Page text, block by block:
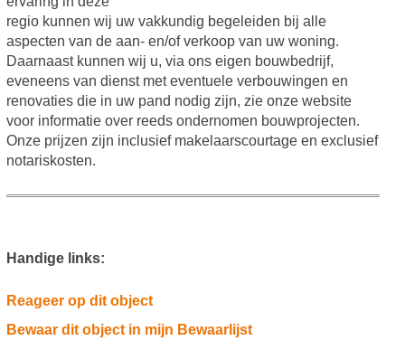
regio kunnen wij uw vakkundig begeleiden bij alle
aspecten van de aan- en/of verkoop van uw woning.
Daarnaast kunnen wij u, via ons eigen bouwbedrijf,
eveneens van dienst met eventuele verbouwingen en
renovaties die in uw pand nodig zijn, zie onze website
voor informatie over reeds ondernomen bouwprojecten.
Onze prijzen zijn inclusief makelaarscourtage en exclusief
notariskosten.
Handige links:
Reageer op dit object
Bewaar dit object in mijn Bewaarlijst